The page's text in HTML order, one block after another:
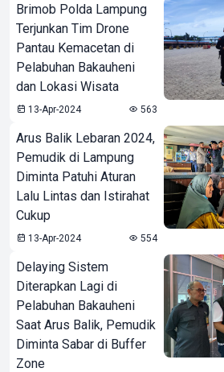
Brimob Polda Lampung
Terjunkan Tim Drone
Pantau Kemacetan di
Pelabuhan Bakauheni
dan Lokasi Wisata
13-Apr-2024 563
Arus Balik Lebaran 2024,
Pemudik di Lampung
Diminta Patuhi Aturan
Lalu Lintas dan Istirahat
Cukup
13-Apr-2024 554
Delaying Sistem
Diterapkan Lagi di
Pelabuhan Bakauheni
Saat Arus Balik, Pemudik
Diminta Sabar di Buffer
Zone